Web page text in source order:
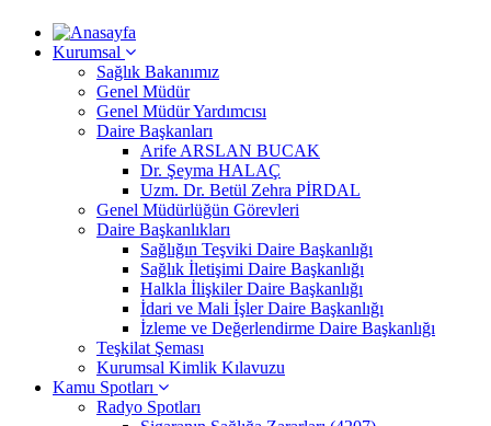
Kurumsal
Sağlık Bakanımız
Genel Müdür
Genel Müdür Yardımcısı
Daire Başkanları
Arife ARSLAN BUCAK
Dr. Şeyma HALAÇ
Uzm. Dr. Betül Zehra PİRDAL
Genel Müdürlüğün Görevleri
Daire Başkanlıkları
Sağlığın Teşviki Daire Başkanlığı
Sağlık İletişimi Daire Başkanlığı
Halkla İlişkiler Daire Başkanlığı
İdari ve Mali İşler Daire Başkanlığı
İzleme ve Değerlendirme Daire Başkanlığı
Teşkilat Şeması
Kurumsal Kimlik Kılavuzu
Kamu Spotları
Radyo Spotları